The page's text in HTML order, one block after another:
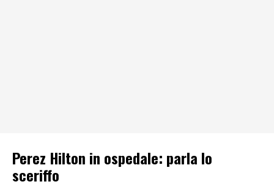
Perez Hilton in ospedale: parla lo
sceriffo